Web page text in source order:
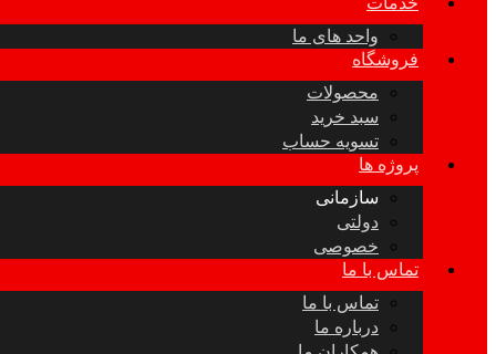
واحد های ما
فروشگاه
محصولات
سبد خرید
تسویه حساب
پروژه ها
سازمانی
دولتی
خصوصی
تماس با ما
تماس با ما
درباره ما